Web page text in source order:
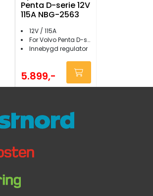
Penta D-serie 12V
115A NBG-2563
12V / 115A
For Volvo Penta D-serie (ikke D3-130/160/190/SX/200/220)
Innebygd regulator
5.899,-